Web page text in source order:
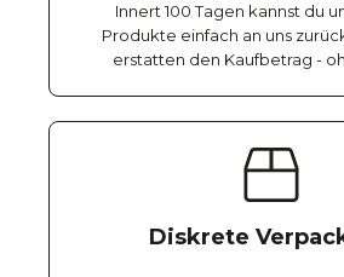
Innert 100 Tagen kannst du
Produkte einfach an uns
erstatten den Kaufbetrag -
Diskrete